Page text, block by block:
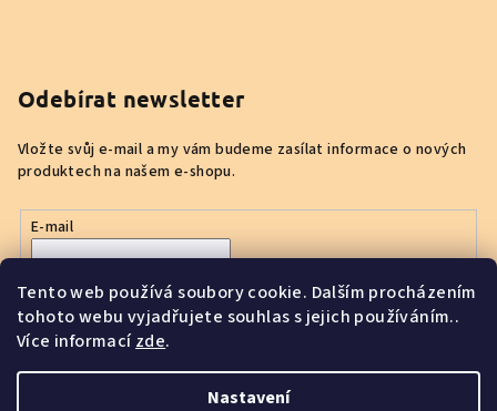
Tento web používá soubory cookie. Dalším procházením
tohoto webu vyjadřujete souhlas s jejich používáním..
Více informacízde.
Nastavení
Odebírat newsletter
Vložte svůj e-mail a my vám budeme zasílat informace o nových
produktech na našem e-shopu.
E-mail
údajů
Přihlásit se